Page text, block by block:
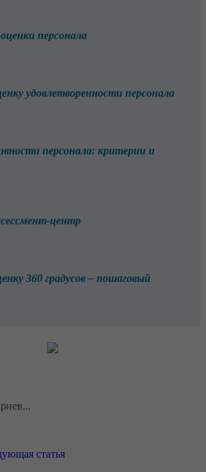
персонала
удовлетворенности персонала
персонала: критерии и
центр
360 градусов – пошаговый
статья